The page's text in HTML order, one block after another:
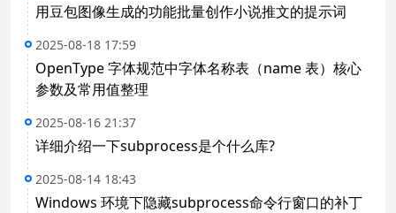
用豆包图像生成的功能批量创作小说推文的提示词
2025-08-18 17:59
OpenType 字体规范中字体名称表（name 表）核心
参数及常用值整理
2025-08-16 21:37
详细介绍一下subprocess是个什么库?
2025-08-14 18:43
Windows 环境下隐藏subprocess命令行窗口的补丁